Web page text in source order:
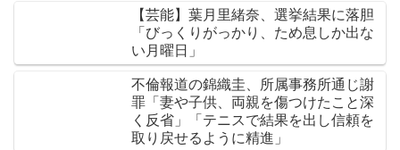
【芸能】葉月里緒奈、選挙結果に落胆
「びっくりがっかり、ため息しか出な
い月曜日」
不倫報道の錦織圭、所属事務所通じ謝
罪「妻や子供、両親を傷つけたこと深
く反省」「テニスで結果を出し信頼を
取り戻せるように精進」